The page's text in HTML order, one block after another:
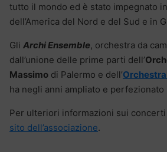
tutto il mondo ed è stato impegnato
dell’America del Nord e del Sud e in
Gli Archi Ensemble, orchestra da
dall’unione delle prime parti dell’
Massimo di Palermo e dell’
ha negli anni ampliato e
Per ulteriori informazioni sui
sito dell’associazione.